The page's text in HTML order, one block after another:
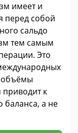
имеет и
перед собой
сальдо
тем самым
Это
объёмы
приводит к
баланса, а не